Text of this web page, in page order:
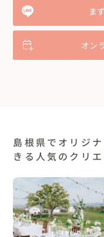
ま
オン
島根県でオリジ
きる人気のクリ